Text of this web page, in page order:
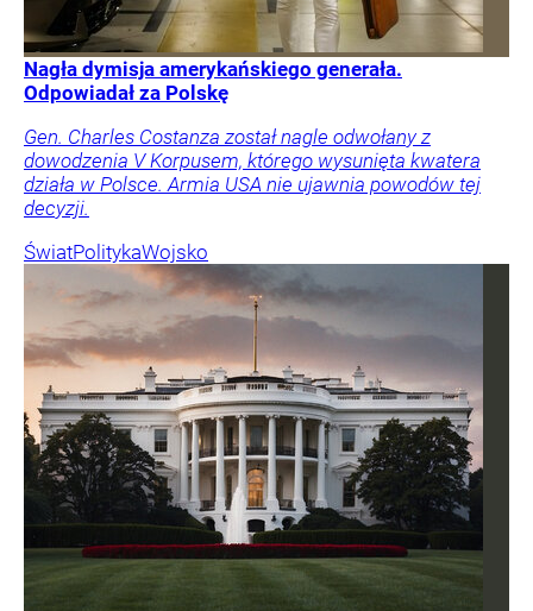
Nagła dymisja amerykańskiego generała.
Odpowiadał za Polskę
Gen. Charles Costanza został nagle odwołany z
dowodzenia V Korpusem, którego wysunięta kwatera
działa w Polsce. Armia USA nie ujawnia powodów tej
decyzji.
ŚwiatPolitykaWojsko